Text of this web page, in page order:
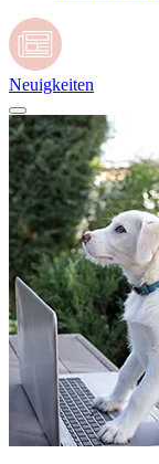
Neuigkeiten